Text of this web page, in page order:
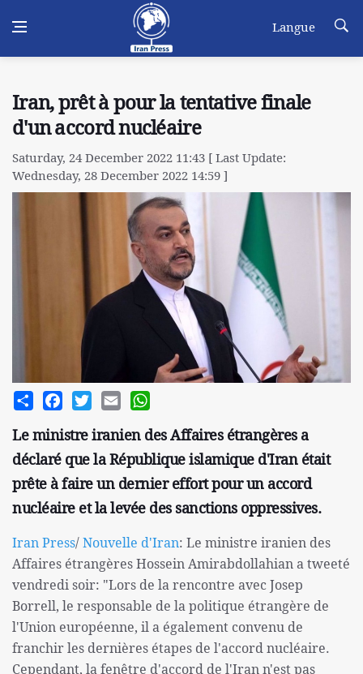
Langue
Iran, prêt à pour la tentative finale
d'un accord nucléaire
Saturday, 24 December 2022 11:43 [ Last Update:
Wednesday, 28 December 2022 14:59 ]
Share FacebookTwitterEmail
Le ministre iranien des Affaires étrangères a
déclaré que la République islamique d'Iran était
prête à faire un dernier effort pour un accord
nucléaire et la levée des sanctions oppressives.
Iran Press/Nouvelle d'Iran: Le ministre iranien des
Affaires étrangères Hossein Amirabdollahian a tweeté
vendredi soir: "Lors de la rencontre avec Josep
Borrell, le responsable de la politique étrangère de
l'Union européenne, il a également convenu de
franchir les dernières étapes de l'accord nucléaire.
Cependant, la fenêtre d'accord de l'Iran n'est pas